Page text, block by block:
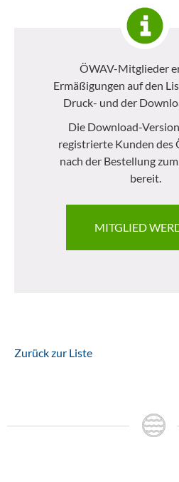
ÖWAV-Mitglieder
Ermäßigungen auf den
Druck- und der
Die Download-
registrierte Kunden des
nach der Bestellung
bereit.
MITGLIED
Zurück zur Liste